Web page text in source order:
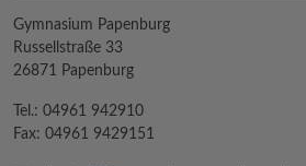
Gymnasium Papenburg
Russellstraße 33
26871 Papenburg
Tel.: 04961 942910
Fax: 04961 9429151